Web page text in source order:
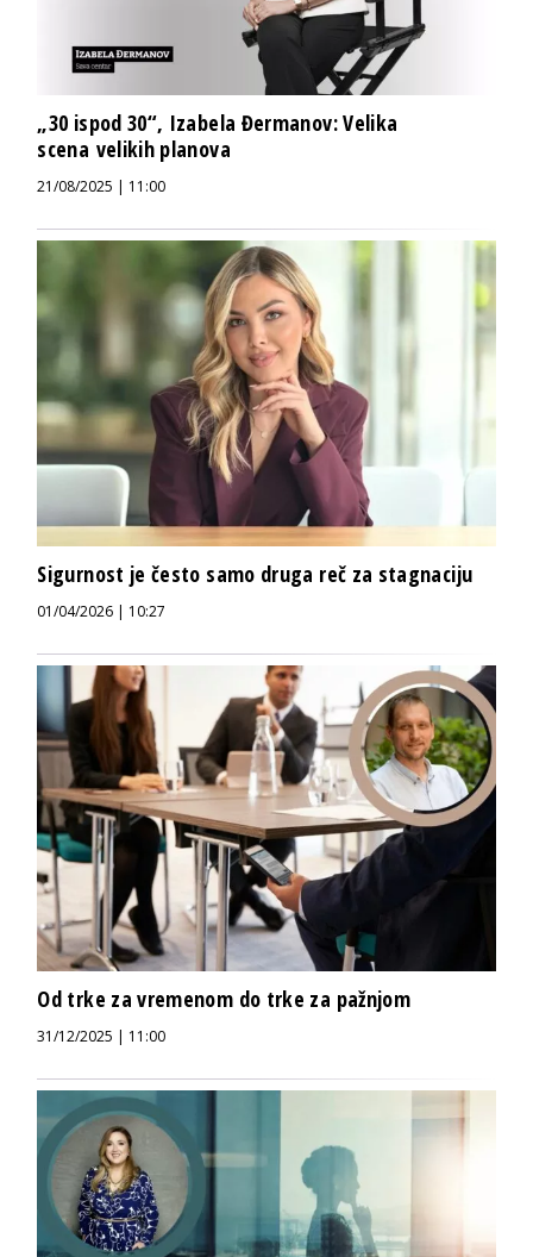
„30 ispod 30“, Izabela Đermanov: Velika
scena velikih planova
21/08/2025 | 11:00
Sigurnost je često samo druga reč za stagnaciju
01/04/2026 | 10:27
Od trke za vremenom do trke za pažnjom
31/12/2025 | 11:00